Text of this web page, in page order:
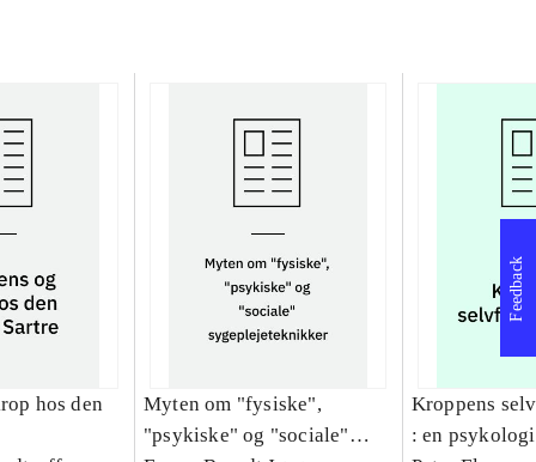
hos den
Myten om "fysiske",
"psykiske" og "sociale"
Kroppens
: en
Feedback